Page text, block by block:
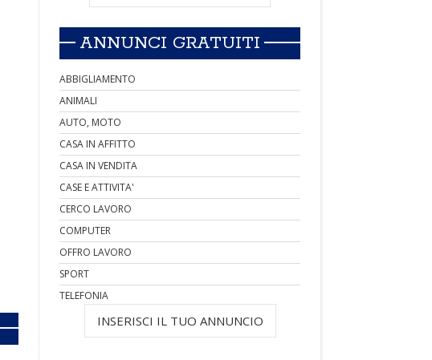
ANNUNCI GRATUITI
ABBIGLIAMENTO
ANIMALI
AUTO, MOTO
CASA IN AFFITTO
CASA IN VENDITA
CASE E ATTIVITA'
CERCO LAVORO
COMPUTER
OFFRO LAVORO
SPORT
TELEFONIA
INSERISCI IL TUO ANNUNCIO